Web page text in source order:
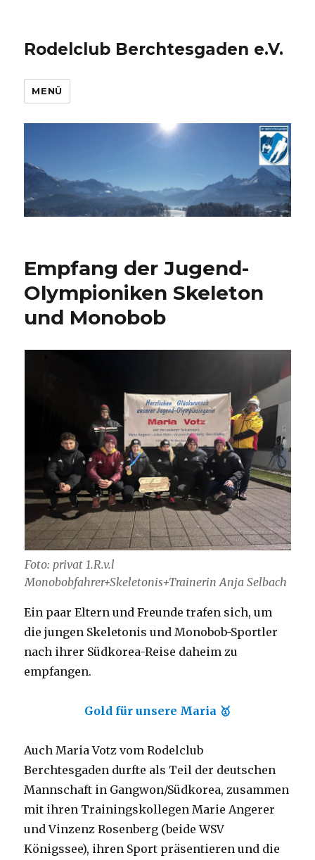
Rodelclub Berchtesgaden e.V.
MENÜ
Empfang der Jugend-
Olympioniken Skeleton
und Monobob
Foto: privat 1.R.v.l
Monobobfahrer+Skeletonis+Trainerin Anja Selbach
Ein paar Eltern und Freunde trafen sich, um
die jungen Skeletonis und Monobob-Sportler
nach ihrer Südkorea-Reise daheim zu
empfangen.
Gold für unsere Maria 🥇
Auch Maria Votz vom Rodelclub
Berchtesgaden durfte als Teil der deutschen
Mannschaft in Gangwon/Südkorea, zusammen
mit ihren Trainingskollegen Marie Angerer
und Vinzenz Rosenberg (beide WSV
Königssee), ihren Sport präsentieren und die